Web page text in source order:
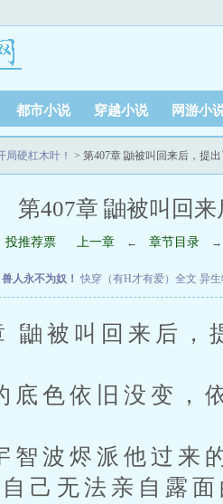
都市小说 穿越小说 网游小
局硬杠木叶！ > 第407章 鼬被叫回来后，提出
第407章 鼬被叫回
投推荐票 上一章 ← 章节目录 →
兽人永不为奴！ 快穿（有H才有爱）全文 异
被叫回来后，
色依旧没变，
波烬派他过来
己无法亲自露